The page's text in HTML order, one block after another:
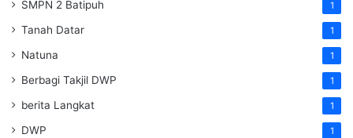
SMPN 2 Batipuh 1
Tanah Datar 1
Natuna 1
Berbagi Takjil DWP 1
berita Langkat 1
DWP 1